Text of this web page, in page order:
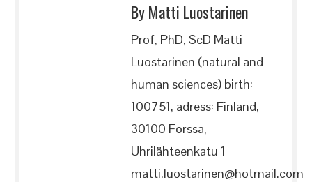
By Matti Luostarinen
Prof, PhD, ScD Matti
Luostarinen (natural and
human sciences) birth:
100751, adress: Finland,
30100 Forssa,
Uhrilähteenkatu 1
matti.luostarinen@hotmail.com